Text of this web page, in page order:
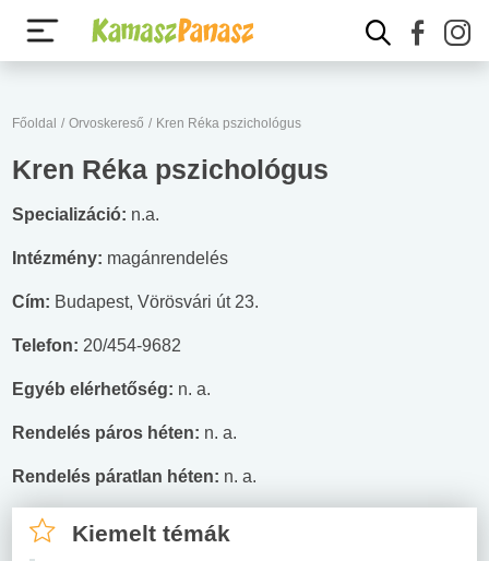
Főoldal / Orvoskereső / Kren Réka pszichológus
Kren Réka pszichológus
Specializáció: n.a.
Intézmény: magánrendelés
Cím: Budapest, Vörösvári út 23.
Telefon: 20/454-9682
Egyéb elérhetőség: n. a.
Rendelés páros héten: n. a.
Rendelés páratlan héten: n. a.
Kiemelt témák